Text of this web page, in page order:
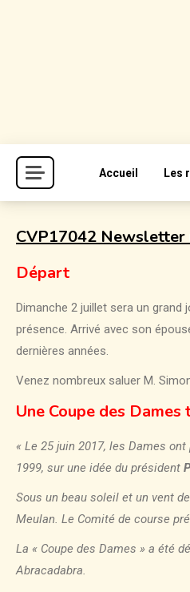
CVP
Cercle de la Voile de Paris
Accueil Les
CVP17042 Newsletter
Départ
Dimanche 2 juillet sera un
présence. Arrivé avec son
dernières années.
Venez nombreux saluer M.
Une Coupe des
« Le 25 juin 2017, les Dames
1999, sur une idée du président
Sous un beau soleil et un vent
Meulan. Le Comité de course
La « Coupe des Dames » a été
Abracadabra.